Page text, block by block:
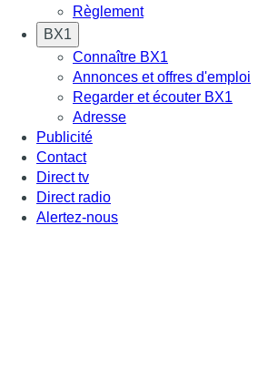
Règlement
BX1
Connaître BX1
Annonces et offres d'emploi
Regarder et écouter BX1
Adresse
Publicité
Contact
Direct tv
Direct radio
Alertez-nous